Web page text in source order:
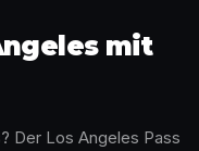
mit
Der Los Angeles Pass